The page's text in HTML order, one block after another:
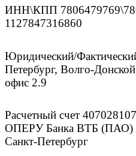
ИНН\КПП
1127847316860
Юридический/
Петербург, Волго-
офис 2.9
Расчетный счет
ОПЕРУ Банка ВТБ (ПАО) в
Санкт-Петербург